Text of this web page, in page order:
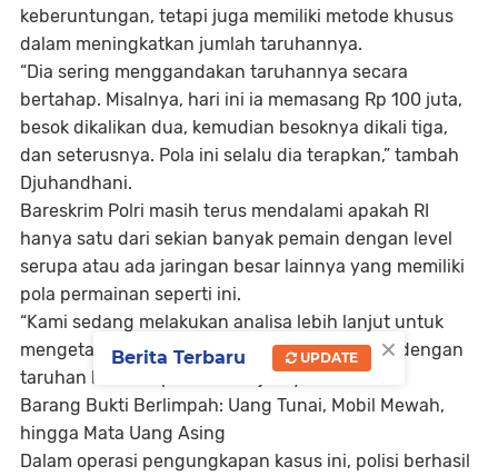
keberuntungan, tetapi juga memiliki metode khusus
dalam meningkatkan jumlah taruhannya.
“Dia sering menggandakan taruhannya secara
bertahap. Misalnya, hari ini ia memasang Rp 100 juta,
besok dikalikan dua, kemudian besoknya dikali tiga,
dan seterusnya. Pola ini selalu dia terapkan,” tambah
Djuhandhani.
Bareskrim Polri masih terus mendalami apakah RI
hanya satu dari sekian banyak pemain dengan level
serupa atau ada jaringan besar lainnya yang memiliki
pola permainan seperti ini.
“Kami sedang melakukan analisa lebih lanjut untuk
mengetahui apakah ada pemain-pemain lain dengan
taruhan besar seperti RI,” lanjutnya.
Barang Bukti Berlimpah: Uang Tunai, Mobil Mewah,
hingga Mata Uang Asing
Dalam operasi pengungkapan kasus ini, polisi berhasil
×
Berita Terbaru UPDATE